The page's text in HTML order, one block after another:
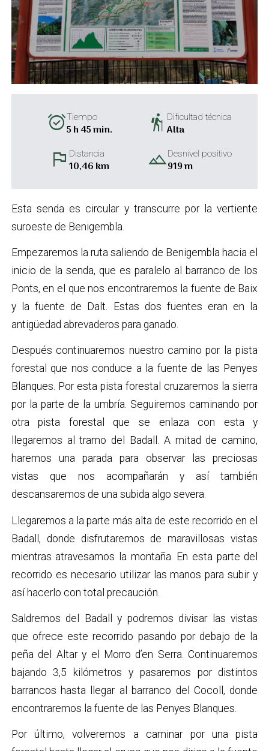
alarm_onTiempo
5 h 45 min. hiking Dificultad técnica
Alta
flagDistancia
10,46 km landscapeDesnivel positivo
919 m
Esta senda es circular y transcurre por la vertiente
suroeste de Benigembla.
Empezaremos la ruta saliendo de Benigembla hacia el
inicio de la senda, que es paralelo al barranco de los
Ponts, en el que nos encontraremos la fuente de Baix
y la fuente de Dalt. Estas dos fuentes eran en la
antigüedad abrevaderos para ganado.
Después continuaremos nuestro camino por la pista
forestal que nos conduce a la fuente de las Penyes
Blanques. Por esta pista forestal cruzaremos la sierra
por la parte de la umbría. Seguiremos caminando por
otra pista forestal que se enlaza con esta y
llegaremos al tramo del Badall. A mitad de camino,
haremos una parada para observar las preciosas
vistas que nos acompañarán y así también
descansaremos de una subida algo severa.
Llegaremos a la parte más alta de este recorrido en el
Badall, donde disfrutaremos de maravillosas vistas
mientras atravesamos la montaña. En esta parte del
recorrido es necesario utilizar las manos para subir y
así hacerlo con total precaución.
Saldremos del Badall y podremos divisar las vistas
que ofrece este recorrido pasando por debajo de la
peña del Altar y el Morro d’en Serra. Continuaremos
bajando 3,5 kilómetros y pasaremos por distintos
barrancos hasta llegar al barranco del Cocoll, donde
encontraremos la fuente de las Penyes Blanques.
Por último, volveremos a caminar por una pista